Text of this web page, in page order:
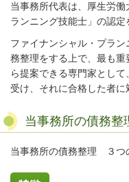
当事務所代表は、厚生労
ランニング技能士」の認定
ファイナンシャル・プラ
務整理をする上で、最も
ら提案できる専門家とし
受け、それに合格した者に
当事務所の債務
当事務所の債務整理 ３つ